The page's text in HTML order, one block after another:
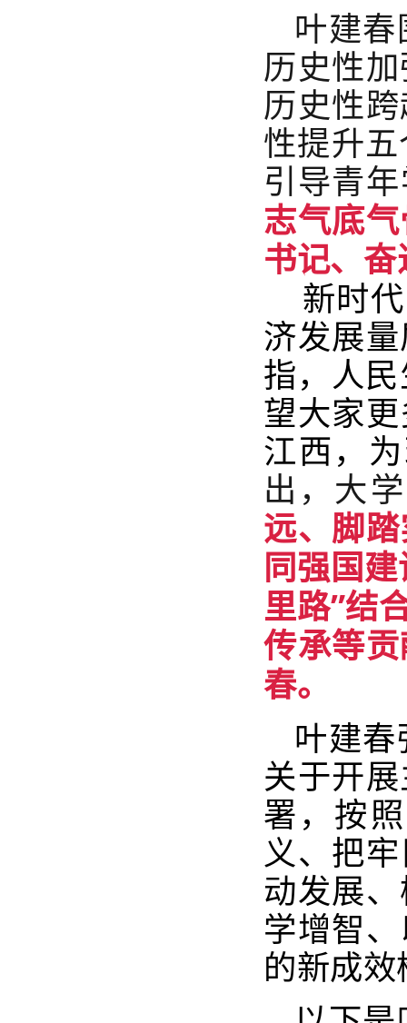
叶建
历史性
历史性
性提升
引导青
志气底
书记、
新时
济发展
指，人
望大家
江西，
出，大
远、脚
同强国
里路”结
传承等
春。
叶建
关于开
署，按
义、把
动发展
学增智
的新成